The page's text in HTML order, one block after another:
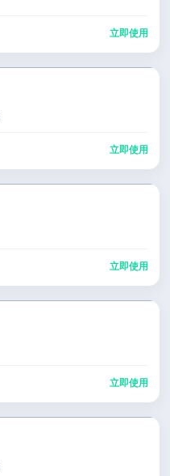
立即使用
立即使用
立即使用
立即使用